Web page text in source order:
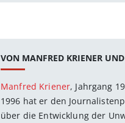
VON MANFRED KRIENER
Manfred Kriener, Jahrgang
1996 hat er den
über die Entwicklung der